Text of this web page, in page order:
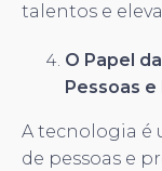
talentos e
O Papel
Pessoas
A tecnologia é
de pessoas e